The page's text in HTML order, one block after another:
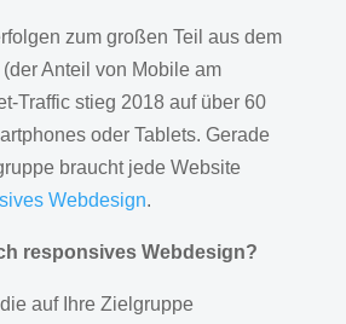
zum großen Teil aus dem
Anteil von Mobile am
Traffic stieg 2018 auf über 60
oder Tablets. Gerade
braucht jede Website
Webdesign.
responsives Webdesign?
auf Ihre Zielgruppe